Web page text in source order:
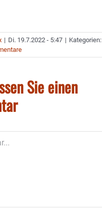
| Di. 19.7.2022 - 5:47 | Kategorien:
Sie einen